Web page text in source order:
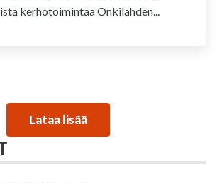
kerhotoimintaa Onkilahden...
Lataa lisää